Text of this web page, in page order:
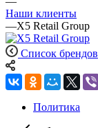
Наши клиенты
—X5 Retail Group
Список брендов
Политика